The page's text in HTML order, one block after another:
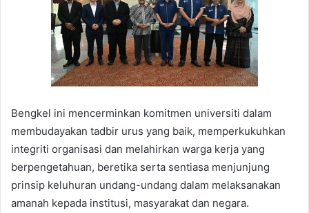
Bengkel ini mencerminkan komitmen universiti dalam
membudayakan tadbir urus yang baik, memperkukuhkan
integriti organisasi dan melahirkan warga kerja yang
berpengetahuan, beretika serta sentiasa menjunjung
prinsip keluhuran undang-undang dalam melaksanakan
amanah kepada institusi, masyarakat dan negara.